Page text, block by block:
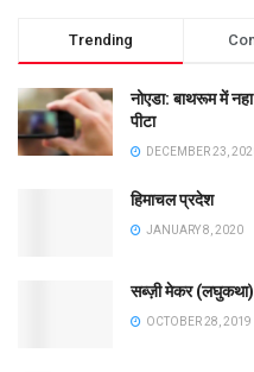
Trending
नोएडा: बाथरूम में
पीटा
DECEMBER 23,
हिमाचल प्रदेश
JANUARY 8, 2020
सब्ज़ी मेकर (लघुकथा)
OCTOBER 28, 2019